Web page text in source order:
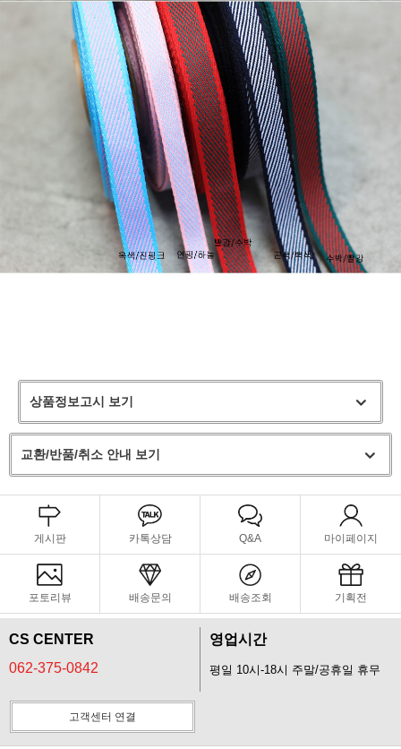
상품정보고시 보기
교환/반품/취소 안내 보기
게시판 카톡상담 Q&A 마이페이지
포토리뷰 배송문의 배송조회 기획전
CS CENTER
062-375-0842
영업시간
평일 10시-18시 주말/공휴일 휴무
고객센터 연결